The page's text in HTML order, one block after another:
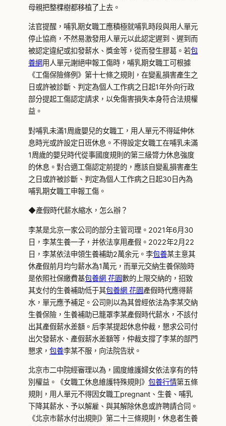
母親把整棵樹都移植了上去。
法官提醒，哺乳期女職工應積極就哺乳時段與用人單元
停止協商，不然易激發用人單元以此認定遲到、遲到而
被認定違紀或扣發薪水、獎金等，從而發生膠葛。若包
養網用人單元謝絕申報工傷時，哺乳期女職工可根據
《工傷保險條例》第十七條之規則，在變亂損害產生之
日或許被診斷、判定為個人工作病之日起1年外向行政
部分提起工傷認定請求，以免傷害損失本身符合法規權
益。
對哺乳未滿1周歲嬰兒的女職工，用人單元不得延伸休
息時光或許設定日班休息。不得設定女職工在哺乳未滿
1周歲的嬰兒時代從事國度規則的第三級膂力休息強度
的休息。對合適工傷認定前提的，應該自變亂損害產生
之日或許被診斷、判定為個人工作病之日起30日內為
哺乳期女職工申報工傷。
◆產假時代薪水縮水，怎么辦？
李某是北京一家公司的部分主管司理。2021年6月30
日，李某生養一子，并依法享用產假。2022年2月22
日，李某依法申領生養補助2萬余元。李包養某主意其
休產假前月均勻薪水為1萬元，而單元交納生養保險時
是依照社保繳費基包養網 花園數的上限交納的，招致
其支付的生養補助低于其包養網 花園產假時代應得薪
水，單元應予補足。公司則以為其曾經依法為李某交納
生養保險，生養補助已籠罩李某產假時代薪水，不該付
出其產假薪水差額。后李某提起休息仲裁，懇求公司付
出欠發薪水、產假薪水差額等，仲裁支撐了李某的部門
懇求， 包養李某不服，向法院告狀。
北京市二中院經審理以為，國度維護婦女依法享有的特
別權益。《女職工休息維護特殊規則》 包養行情第五條
規則，用人單元不得因女職工pregnant、生養、哺乳
下降其薪水、予以解雇、與其解除休息或許聘請合同。
《北京市薪水付出規則》第二十三條規則，休息者生養